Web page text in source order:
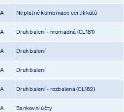
A Neplatné kombinace certifikátů
A Druh balení - hromadná (CL181)
A Druh balení
A Druh balení
A Druh balení - rozbalená (CL182)
A Bankovní účty